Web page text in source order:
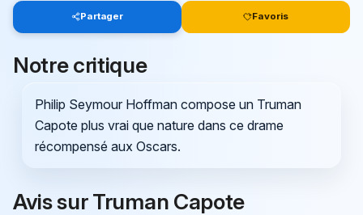
Partager Favoris
Notre critique
Philip Seymour Hoffman compose un Truman
Capote plus vrai que nature dans ce drame
récompensé aux Oscars.
Avis sur Truman Capote